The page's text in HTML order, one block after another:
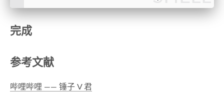
完成
参考文献
哔哩哔哩 —— 锤子 V 君